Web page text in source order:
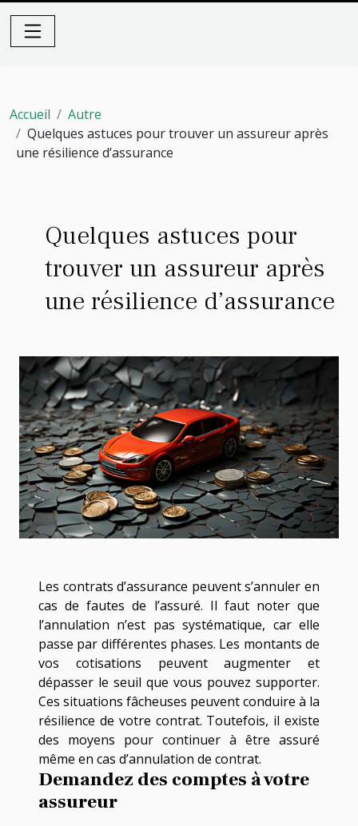
Accueil
Autre
Quelques astuces pour trouver un assureur après
une résilience d’assurance
Quelques astuces pour
trouver un assureur après
une résilience d’assurance
Les contrats d’assurance peuvent s’annuler en
cas de fautes de l’assuré. Il faut noter que
l’annulation n’est pas systématique, car elle
passe par différentes phases. Les montants de
vos cotisations peuvent augmenter et
dépasser le seuil que vous pouvez supporter.
Ces situations fâcheuses peuvent conduire à la
résilience de votre contrat. Toutefois, il existe
des moyens pour continuer à être assuré
même en cas d’annulation de contrat.
Demandez des comptes à votre
assureur